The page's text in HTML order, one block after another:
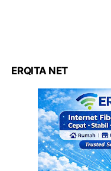
ERQITA NET